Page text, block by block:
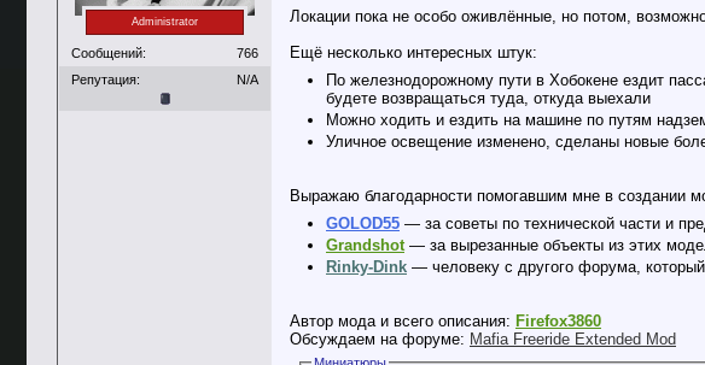
Administrator
Сообщений:
766
Репутация:
N/A
Локации пока не особо оживлённые, но потом,
Ещё несколько интересных штук:
По железнодорожному пути в Хобокене ездит
будете возвращаться туда, откуда выехали
Можно ходить и ездить на машине по путям
Уличное освещение изменено, сделаны новые
Выражаю благодарности помогавшим мне в создании
GOLOD55 — за советы по технической части и
Grandshot— за вырезанные объекты из этих
Rinky-Dink — человеку с другого форума,
Автор мода и всего описания: Firefox3860
Обсуждаем на форуме: Mafia Freeride Extended Mod